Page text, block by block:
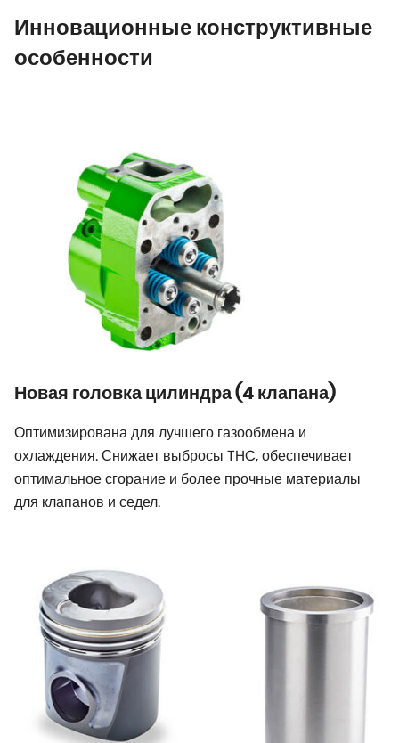
Инновационные конструктивные
особенности
Новая головка цилиндра (4 клапана)
Оптимизирована для лучшего газообмена и
охлаждения. Снижает выбросы THC, обеспечивает
оптимальное сгорание и более прочные материалы
для клапанов и седел.